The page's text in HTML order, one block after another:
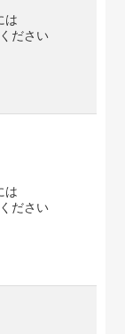
は
ださい
は
ださい